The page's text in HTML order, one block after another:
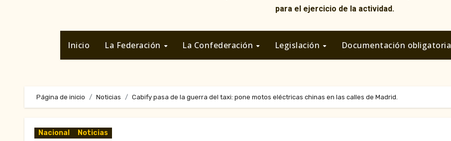
para el ejercicio de la actividad.
Inicio La Federación La Confederación Legislación Documentación obligatoria
Página de inicio Noticias Cabify pasa de la guerra del taxi: pone motos eléctricas chinas en las calles de Madrid.
Nacional Noticias